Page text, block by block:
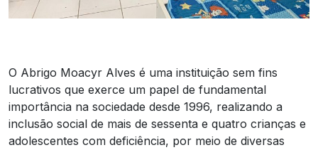
O Abrigo Moacyr Alves é uma instituição sem fins
lucrativos que exerce um papel de fundamental
importância na sociedade desde 1996, realizando a
inclusão social de mais de sessenta e quatro crianças e
adolescentes com deficiência, por meio de diversas